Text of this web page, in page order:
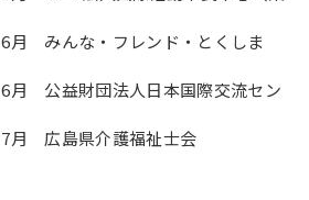
月 みんな・フレンド・とくしま
月 公益財団法人日本国際交流セン
月 広島県介護福祉士会